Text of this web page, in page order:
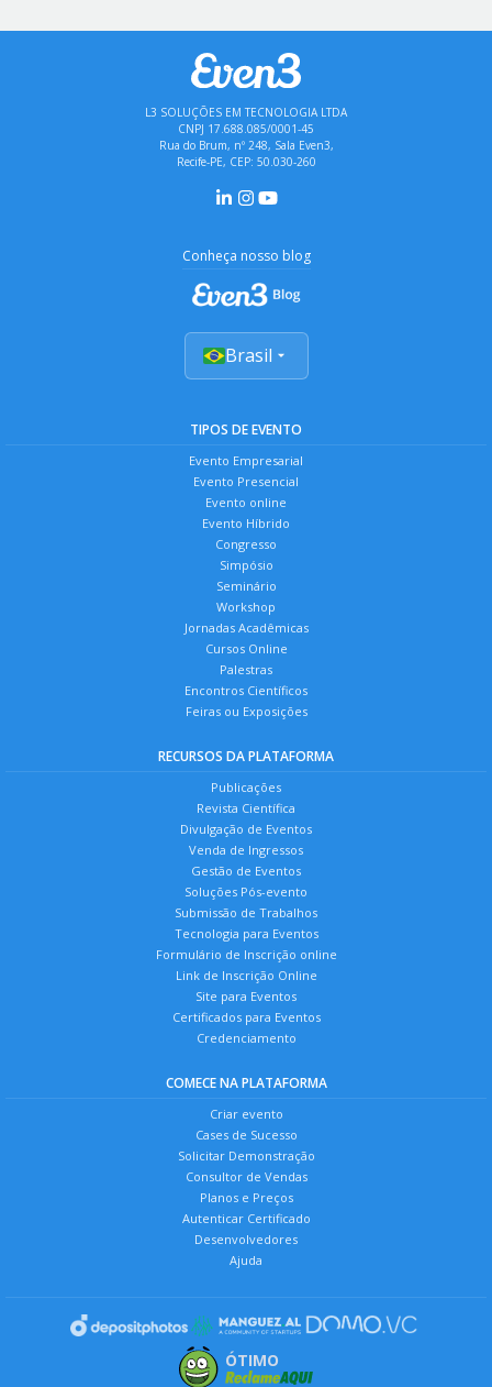
L3 SOLUÇÕES EM TECNOLOGIA LTDA
CNPJ 17.688.085/0001-45
Rua do Brum, nº 248, Sala Even3,
Recife-PE, CEP: 50.030-260
Conheça nosso blog
Brasil
TIPOS DE EVENTO
Evento Empresarial
Evento Presencial
Evento online
Evento Híbrido
Congresso
Simpósio
Seminário
Workshop
Jornadas Acadêmicas
Cursos Online
Palestras
Encontros Científicos
Feiras ou Exposições
RECURSOS DA PLATAFORMA
Publicações
Revista Científica
Divulgação de Eventos
Venda de Ingressos
Gestão de Eventos
Soluções Pós-evento
Submissão de Trabalhos
Tecnologia para Eventos
Formulário de Inscrição online
Link de Inscrição Online
Site para Eventos
Certificados para Eventos
Credenciamento
COMECE NA PLATAFORMA
Criar evento
Cases de Sucesso
Solicitar Demonstração
Consultor de Vendas
Planos e Preços
Autenticar Certificado
Desenvolvedores
Ajuda
ÓTIMO